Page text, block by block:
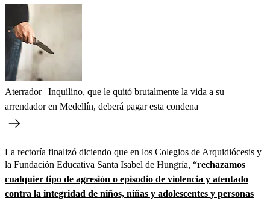
Aterrador | Inquilino, que le quitó brutalmente la vida a su
arrendador en Medellín, deberá pagar esta condena
La rectoría finalizó diciendo que en los Colegios de Arquidiócesis y
la Fundación Educativa Santa Isabel de Hungría, “rechazamos
cualquier tipo de agresión o episodio de violencia y atentado
contra la integridad de niños, niñas y adolescentes y personas